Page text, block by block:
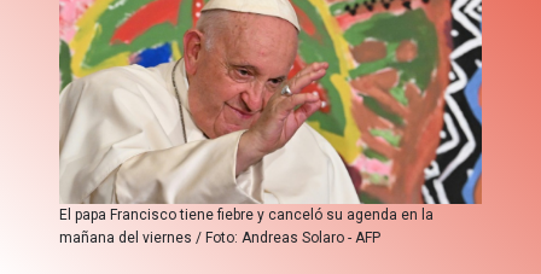
El papa Francisco tiene fiebre y canceló su agenda en la
mañana del viernes / Foto: Andreas Solaro - AFP